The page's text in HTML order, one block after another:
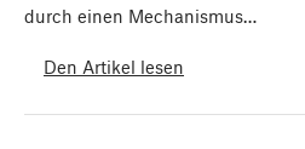
durch einen Mechanismus…
Den Artikel lesen